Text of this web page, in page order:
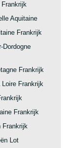
Aquitaine
Frankrijk
Dordogne
Frankrijk
Frankrijk
Frankrijk
Frankrijk
Lot